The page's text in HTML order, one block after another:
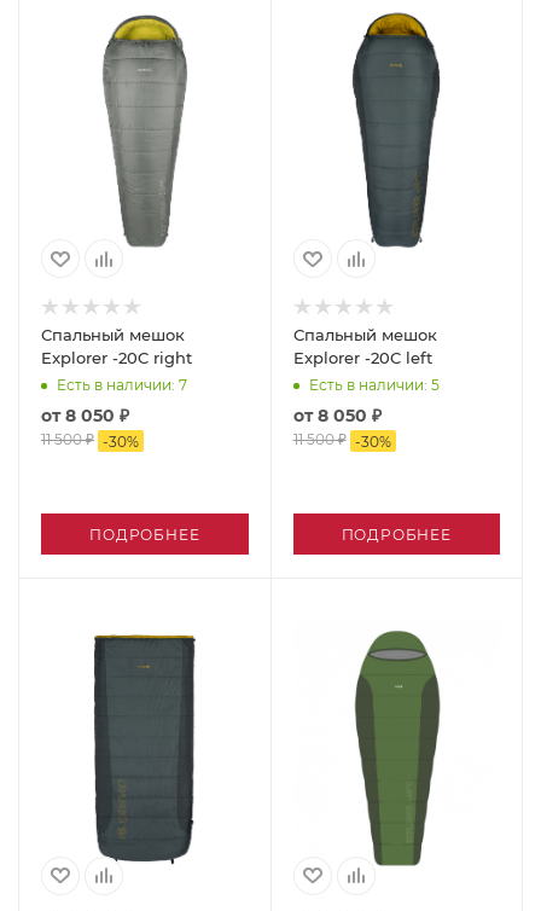
Спальный мешок
Explorer -20C right
Есть в наличии: 7
от8 050 ₽
11 500 ₽ -30%
ПОДРОБНЕЕ
Спальный мешок
Explorer -20C left
Есть в наличии: 5
от8 050 ₽
11 500 ₽ -30%
ПОДРОБНЕЕ